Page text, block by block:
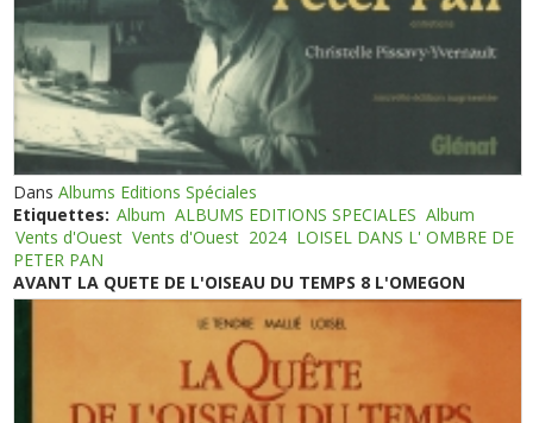
DansAlbums Editions Spéciales
Etiquettes: Album ALBUMS EDITIONS SPECIALES Album
Vents d'Ouest Vents d'Ouest 2024 LOISEL DANS L' OMBRE DE
PETER PAN
AVANT LA QUETE DE L'OISEAU DU TEMPS 8 L'OMEGON